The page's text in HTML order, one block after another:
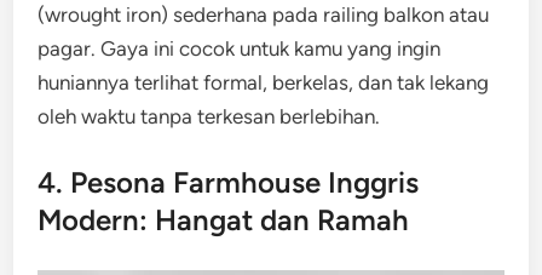
(wrought iron) sederhana pada railing balkon atau
pagar. Gaya ini cocok untuk kamu yang ingin
huniannya terlihat formal, berkelas, dan tak lekang
oleh waktu tanpa terkesan berlebihan.
4. Pesona Farmhouse Inggris
Modern: Hangat dan Ramah